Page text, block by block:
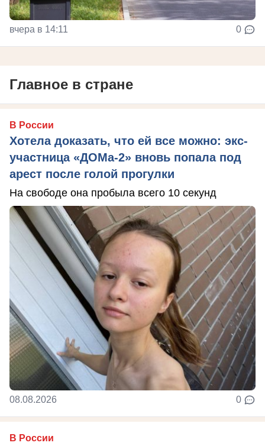
вчера в 14:11 0
Главное в стране
В России
Хотела доказать, что ей все можно: экс-
участница «ДОМа-2» вновь попала под
арест после голой прогулки
На свободе она пробыла всего 10 секунд
08.08.2026 0
В России